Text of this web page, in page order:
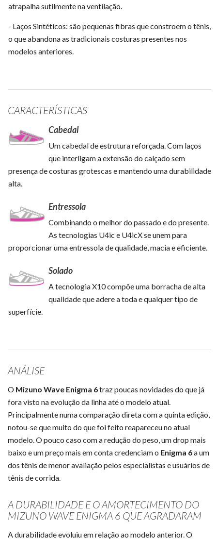
atrapalha sutilmente na ventilação.
- Laços Sintéticos: são pequenas fibras que constroem o tênis,
o que abandona as tradicionais costuras presentes nos
modelos anteriores.
CARACTERÍSTICAS
Cabedal
Um cabedal de estrutura reforçada. Com laços
que interligam a extensão do calçado sem
presença de costuras grotescas e mantendo uma durabilidade
alta.
Entressola
Combinando o melhor do passado e do presente.
As tecnologias U4ic e U4icX se unem para
proporcionar uma entressola de qualidade, macia e eficiente.
Solado
A tecnologia X10 compõe uma borracha de alta
qualidade que adere a toda e qualquer tipo de
superfície.
ANÁLISE
O Mizuno Wave Enigma 6traz poucas novidades do que já
fora visto na evolução da linha até o modelo atual.
Principalmente numa comparação direta com a quinta edição,
notou-se que muito do que foi feito reapareceu no atual
modelo. O pouco caso com a redução do peso, um drop mais
baixo e um preço mais em conta credenciam o Enigma 6a um
dos tênis de menor avaliação pelos especialistas e usuários de
tênis de corrida.
A DURABILIDADE E O AMORTECIMENTO DO
MIZUNO WAVE ENIGMA 6 QUE AGRADARAM
A durabilidade evoluiu em relação ao modelo anterior. O